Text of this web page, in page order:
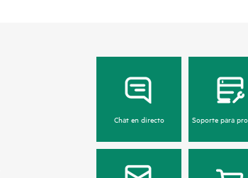
Chat en directo Soporte para